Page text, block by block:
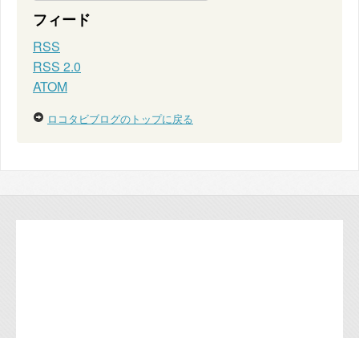
フィード
RSS
RSS 2.0
ATOM
ロコタビブログのトップに戻る